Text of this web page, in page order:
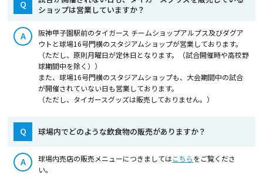
Q
ショップは営業していますか？
A
阪神甲子園駅前のタイガース チームショップアルプス及びダグア
ウトと球場16号門横のスタジアムショップが営業しております。
（ただし、原則月曜日が定休日となります。（試合開催時や高校野
球期間中を除く））
また、球場16号門横のスタジアムショップも、大会期間中の試合
が開催されていない日も営業しております。
（ただし、タイガースグッズは販売しておりません。）
Q 球場内でどのような飲食物の販売がありますか？
A 球場内売店の販売メニューにつきましてはこちらをご覧くださ
い。